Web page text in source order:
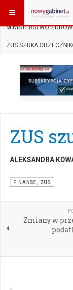
JESTEŚ TUTAJ:
MINISTERSTWO
ZUS SZUKA
ZUS
ALEKSANDRA
FINANSE, ZUS
Zmiany w